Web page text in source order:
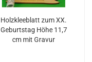
Holzkleeblatt zum XX.
Geburtstag Höhe 11,7
cm mit Gravur